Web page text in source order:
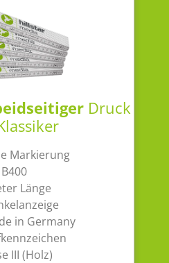
Druck
Markierung
B400
Länge
in Germany
III (Holz)